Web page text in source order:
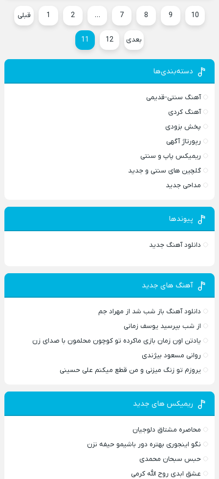
قبلی 1 2 … 7 8 9 10
11 12 بعدی
دسته‌بندی‌ها
آهنگ سنتی-قدیمی
آهنگ کردی
پخش بزودی
رپورتاژ آگهی
ریمیکس پاپ و سنتی
گلچین های سنتی و جدید
مداحی جدید
پیوندها
دانلود آهنگ جدید
آهنگ های جدید
دانلود آهنگ باز شب شد از مهراد جم
از شب بپرسید یوسف زمانی
یادتن اون زمان بازی ماکرده تو کوچون محلمون با صدای زن
روانی مسعود بیژندی
یروزم تو زنگ میزنی و من قطع میکنم علی حسینی
ریمیکس های جدید
محاصره مشتاق دلوجیان
نگو اینجوری بهتره دور باشیمو حیفه نزن
حبس سبحان محمدی
عشق ابدی روح الله کرمی